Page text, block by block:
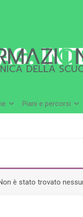
Piani e percorsi
è stato trovato